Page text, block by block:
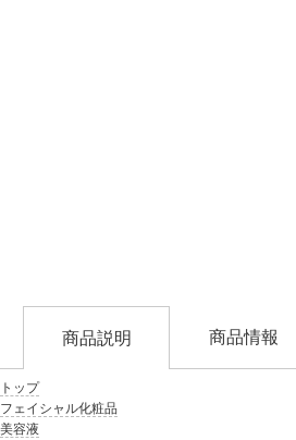
トップ
フェイシャル化粧品
美容液
商品説明 商品情報